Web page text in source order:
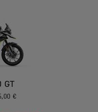
GT
€